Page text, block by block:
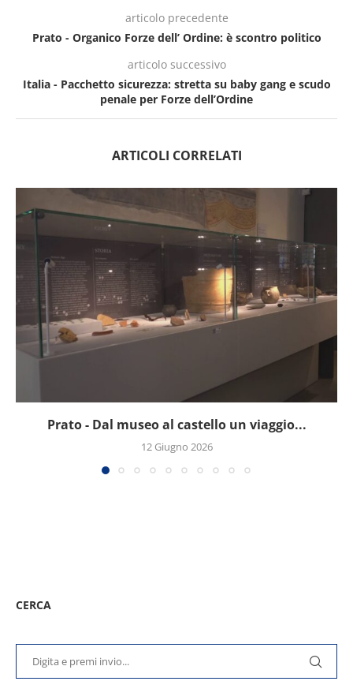
articolo precedente
Prato - Organico Forze dell’ Ordine: è scontro politico
articolo successivo
Italia - Pacchetto sicurezza: stretta su baby gang e scudo
penale per Forze dell’Ordine
ARTICOLI CORRELATI
Prato - Dal museo al castello un viaggio...
12 Giugno 2026
CERCA